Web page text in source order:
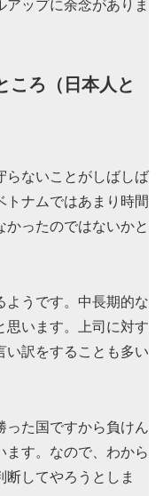
ップに余念がありま
ころ（日本人と
らないことがしばしば
トナムではあまり時間
かったのではないかと
ようです。中長期的な
思います。上司に対す
い訳をすることも多い
った国ですから負けん
ます。なので、わから
してやろうとしま